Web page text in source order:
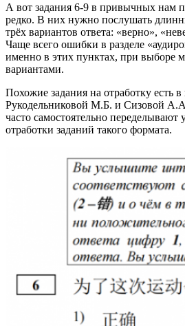
А вот задания 6-9 в привычных нам
редко. В них нужно послушать
трёх вариантов ответа: «верно»,
Чаще всего ошибки в разделе
именно в этих пунктах, при выборе
вариантами.
Похожие задания на отработку есть в
Рукодельниковой М.Б. и Сизовой
часто самостоятельно переделывают
отработки заданий такого формата.